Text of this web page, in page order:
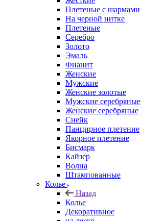
Плетеные с шармами
На черной нитке
Плетеные
Серебро
Золото
Эмаль
Фианит
Женские
Мужские
Женские золотые
Мужские серебряные
Женские серебряные
Снейк
Панцирное плетение
Якорное плетение
Бисмарк
Кайзер
Волна
Штампованные
Колье
Назад
Колье
Декоративное